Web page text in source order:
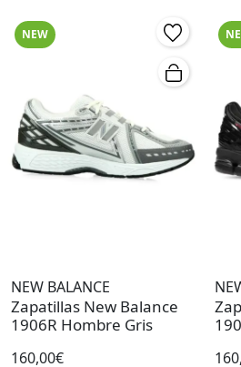
NEW
NEW BALANCE
Zapatillas New Balance
1906R Hombre Gris
160,00€